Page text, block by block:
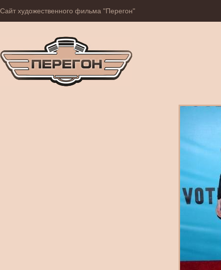
Сайт художественного фильма "Перегон"